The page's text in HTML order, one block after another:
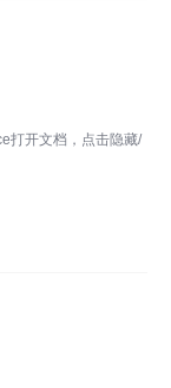
打开文档，点击隐藏/